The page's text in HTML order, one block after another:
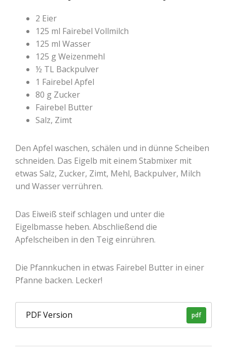
2 Eier
125 ml Fairebel Vollmilch
125 ml Wasser
125 g Weizenmehl
½ TL Backpulver
1 Fairebel Apfel
80 g Zucker
Fairebel Butter
Salz, Zimt
Den Apfel waschen, schälen und in dünne Scheiben
schneiden. Das Eigelb mit einem Stabmixer mit
etwas Salz, Zucker, Zimt, Mehl, Backpulver, Milch
und Wasser verrühren.
Das Eiweiß steif schlagen und unter die
Eigelbmasse heben. Abschließend die
Apfelscheiben in den Teig einrühren.
Die Pfannkuchen in etwas Fairebel Butter in einer
Pfanne backen. Lecker!
pdf
PDF Version